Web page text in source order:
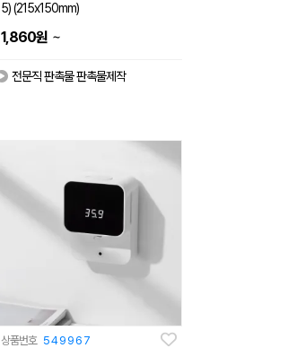
5) (215x150mm)
1,860원 ~
전문직 판촉물 판촉물제작
상품번호 549967